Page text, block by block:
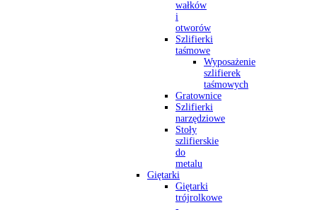
wałków
i
otworów
Szlifierki
taśmowe
Wyposażenie
szlifierek
taśmowych
Gratownice
Szlifierki
narzędziowe
Stoły
szlifierskie
do
metalu
Giętarki
Giętarki
trójrolkowe